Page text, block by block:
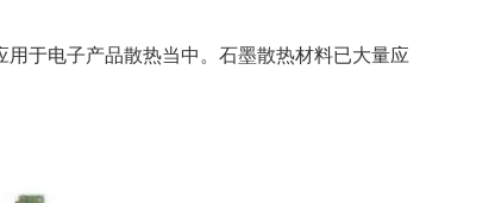
于电子产品散热当中。石墨散热材料已大量应